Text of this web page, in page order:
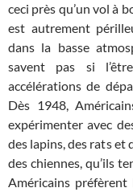
ceci près qu’un vol à
est autrement
dans la basse
savent pas si
accélérations de
Dès 1948,
expérimenter avec
des lapins, des rats et
des chiennes, qu’ils
Américains